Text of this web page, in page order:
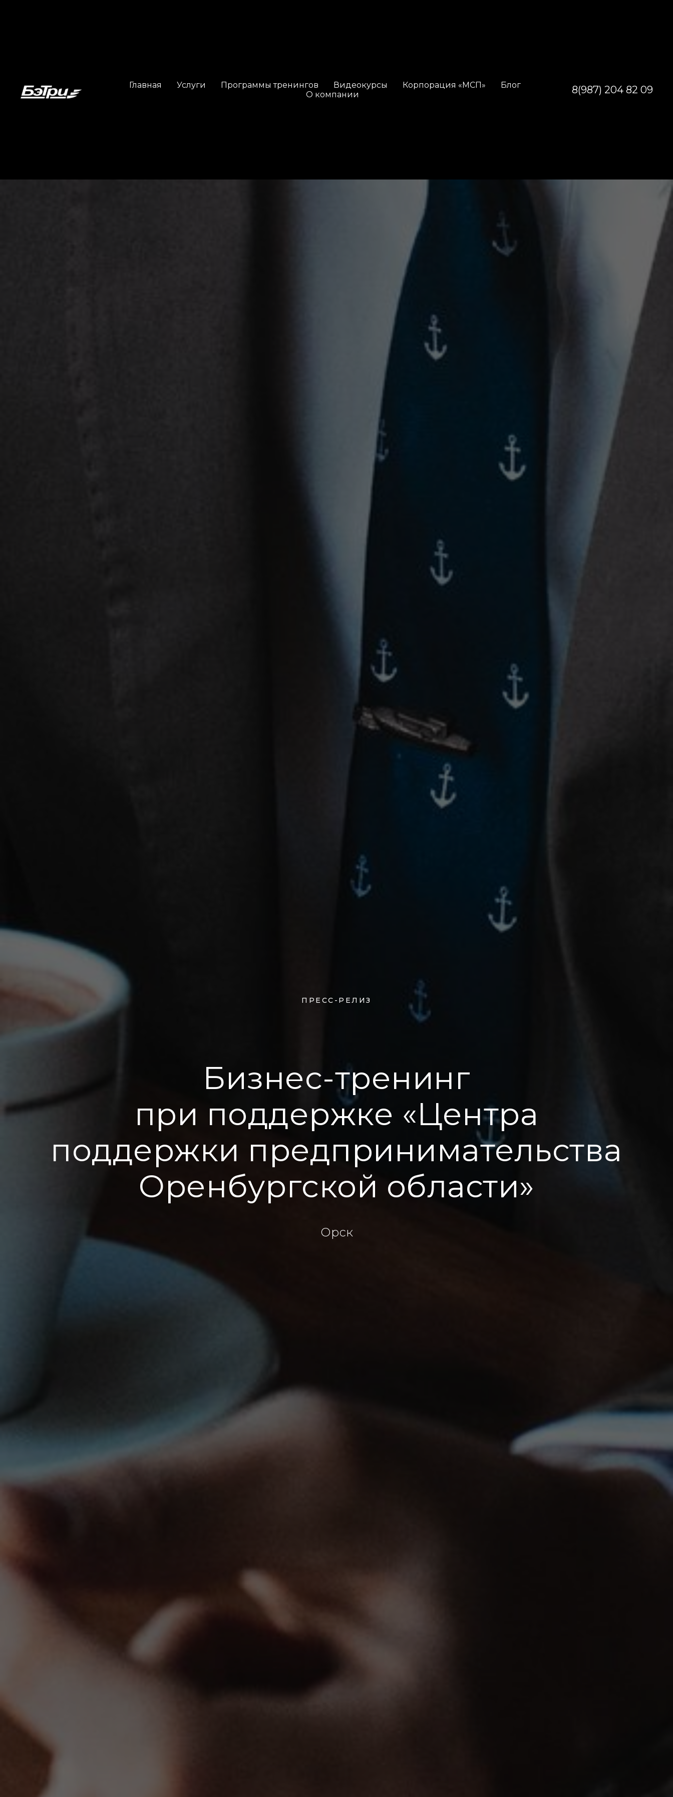
Главная Услуги Программы тренингов Видеокурсы Корпорация «МСП»
Блог
О компании
8(987) 204 82 09
ПРЕСС-РЕЛИЗ
Бизнес-тренинг
при поддержке «Центра
поддержки предпринимательства
Оренбургской области»
Орск